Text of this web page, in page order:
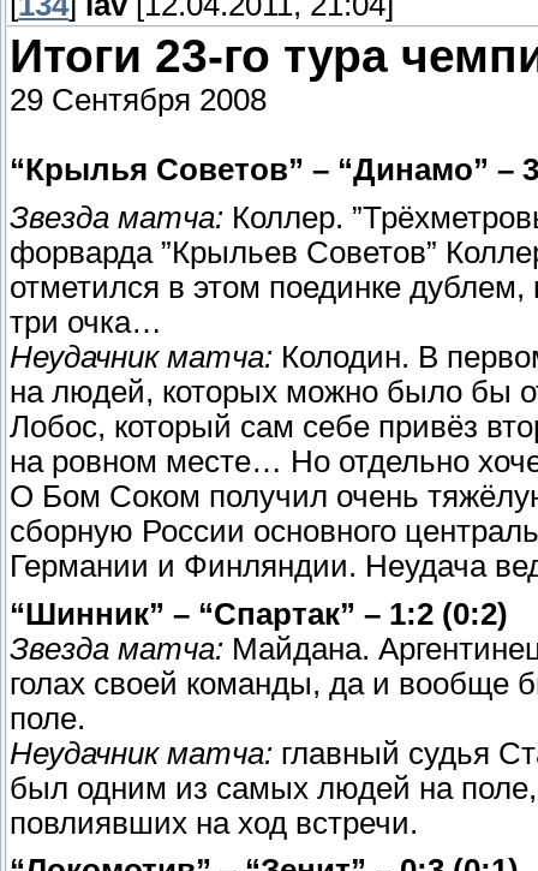
Итоги 23-го тура
29 Сентября 2008
“Крылья Советов” – “Динамо” –
Звезда матча: Коллер.
форварда ”Крыльев Советов”
отметился в этом поединке
три очка…
Неудачник матча: Колодин. В
на людей, которых можно было бы
Лобос, который сам себе привёз
на ровном месте… Но отдельно
О Бом Соком получил очень
сборную России основного
Германии и Финляндии. Неудача
“Шинник” – “Спартак” – 1:2 (0:2)
Звезда матча: Майдана.
голах своей команды, да и вообще
поле.
Неудачник матча: главный судья
был одним из самых людей на
повлиявших на ход встречи.